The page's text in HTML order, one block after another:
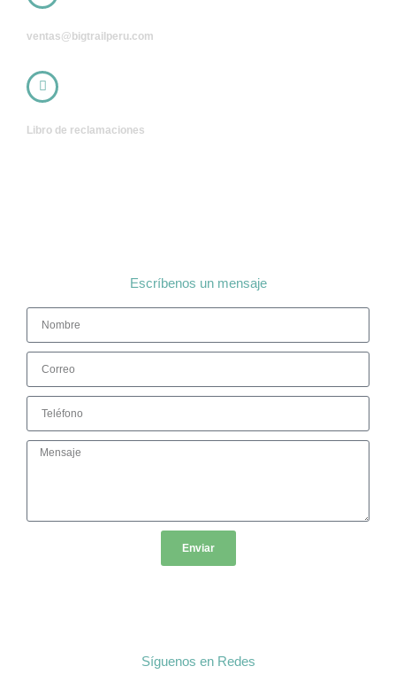
ventas@bigtrailperu.com
Libro de reclamaciones
Escríbenos un mensaje
Enviar
Síguenos en Redes